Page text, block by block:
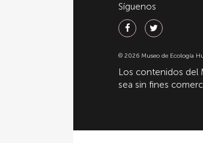
Síguenos
© 2026 Museo de Ecología
Los contenidos del
sea sin fines